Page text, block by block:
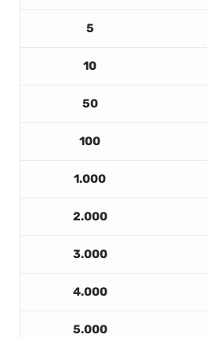
5
10
50
100
1.000
2.000
3.000
4.000
5.000